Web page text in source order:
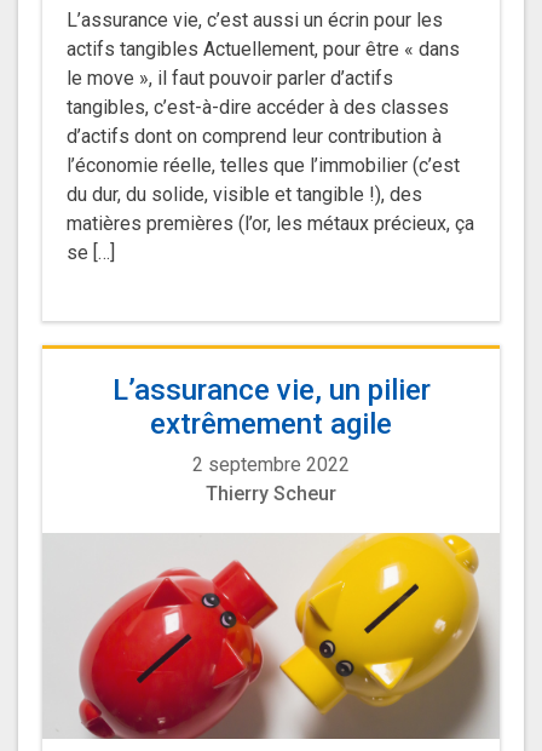
L’assurance vie, c’est aussi un écrin pour les
actifs tangibles Actuellement, pour être « dans
le move », il faut pouvoir parler d’actifs
tangibles, c’est-à-dire accéder à des classes
d’actifs dont on comprend leur contribution à
l’économie réelle, telles que l’immobilier (c’est
du dur, du solide, visible et tangible !), des
matières premières (l’or, les métaux précieux, ça
se […]
L’assurance vie, un pilier
extrêmement agile
2 septembre 2022
Thierry Scheur